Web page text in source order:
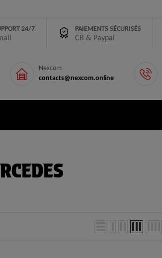
24/7 PAIEMENTS SÉCURISÉS
CB & Paypal
Nexcom
contacts@nexcom.online